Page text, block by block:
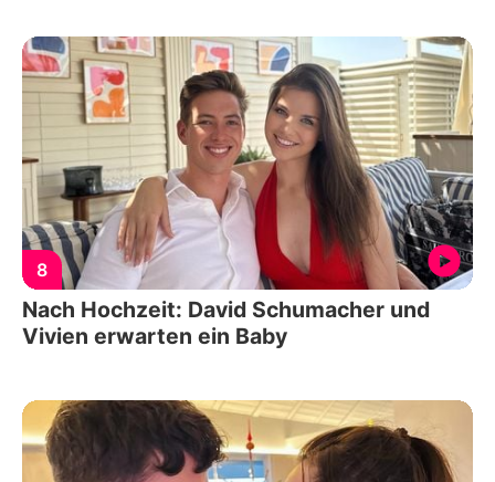
8
Nach Hochzeit: David Schumacher und
Vivien erwarten ein Baby